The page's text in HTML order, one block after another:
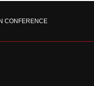
CONFERENCE